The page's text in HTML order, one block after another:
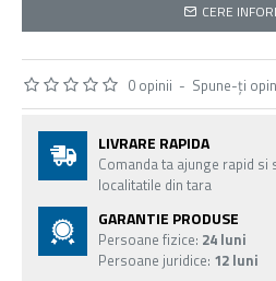
0 opinii - Spune-ţi
CERE
LIVRARE RAPIDA
Comanda ta ajunge rapid si
localitatile din tara
GARANTIE PRODUSE
Persoane fizice: 24 luni
Persoane juridice: 12 luni